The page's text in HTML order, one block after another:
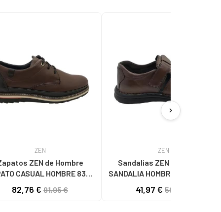
ZEN
ZEN de Hombre
CASUAL HOMBRE 8387
82,76 € 91,95 €
ZEN
Sandalias ZEN de Hombre
SANDALIA HOMBRE PIEL 678718
41,97 € 59,95 €
chevron_right